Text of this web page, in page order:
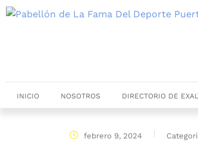
INICIO NOSOTROS DIRECTORIO DE
febrero 9, 2024